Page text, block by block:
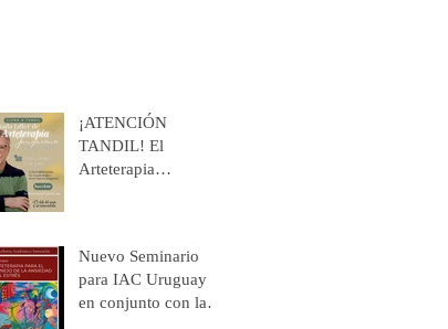
¡ATENCIÓN
TANDIL! El
Arteterapia
Nuevo Seminario
para IAC Uruguay
en conjunto con la